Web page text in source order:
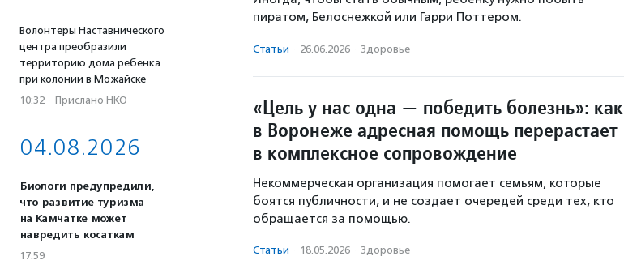
Волонтеры Наставнического
центра преобразили
территорию дома ребенка
при колонии в Можайске
10:32 · Прислано НКО
04.08.2026
Биологи предупредили,
что развитие туризма
на Камчатке может
навредить косаткам
17:59
пиратом, Белоснежкой или Гарри Поттером.
Статьи · 26.06.2026 · Здоровье
«Цель у нас одна — победить болезнь»: как
в Воронеже адресная помощь перерастает
в комплексное сопровождение
Некоммерческая организация помогает семьям, которые
боятся публичности, и не создает очередей среди тех, кто
обращается за помощью.
Статьи · 18.05.2026 · Здоровье